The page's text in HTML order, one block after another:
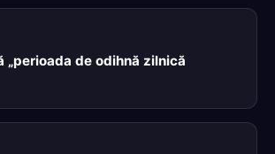
„perioada de odihnă zilnică